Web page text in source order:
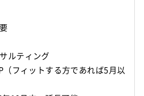
ルティング
（フィットする方であれば5月以